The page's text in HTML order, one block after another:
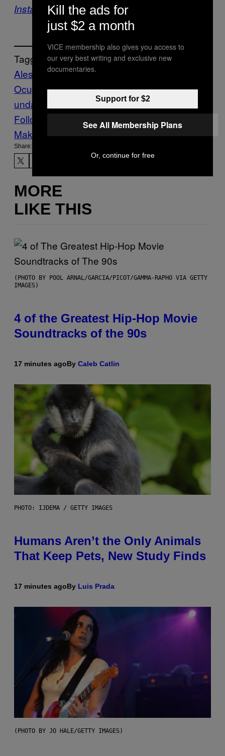
Instagram.
Tagged:
Alesp
cpi Educação
Ocupada merenda Noticias ocupação sec
undaristas
Follow Us On Discover
Make Us Preferred In Top Stories
Share:
MORE
LIKE THIS
(PHOTO BY POOL ARNAL/GARCIA/PICOT/GAMMA-RAPHO VIA GETTY
IMAGES)
4 of the Greatest Hip-Hop Movie
Soundtracks of the 90s
17 minutes agoBy Caleb Catlin
PHOTO: IJDEMA / GETTY IMAGES
Humans Aren’t the Only Animals
That Keep Pets, New Study Finds
17 minutes agoBy Luis Prada
(PHOTO BY JO HALE/GETTY IMAGES)
Kill the ads for
just $2 a month
VICE membership also gives you access to
our very best writing and exclusive new
documentaries.
Support for $2
See All Membership Plans
Or, continue for free